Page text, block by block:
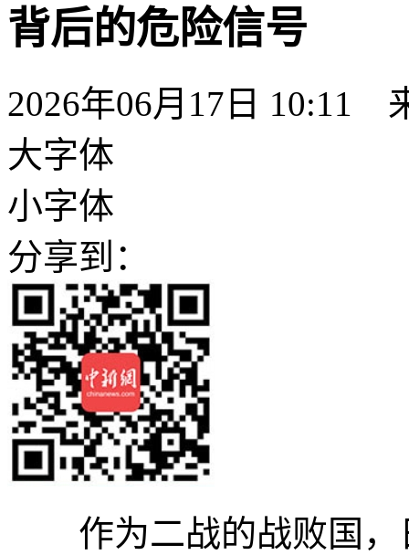
背后的危险信号
2026年06月17日 10:11
大字体
小字体
分享到：
作为二战的战败国，